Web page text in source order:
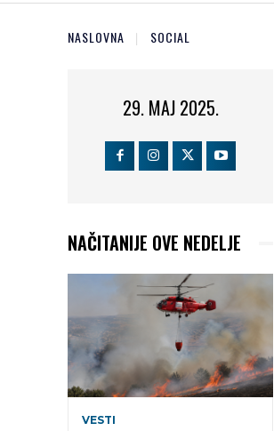
NASLOVNA SOCIAL
29. MAJ 2025.
NAČITANIJE OVE NEDELJE
VESTI